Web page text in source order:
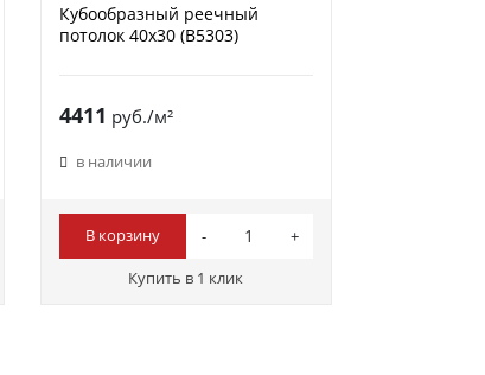
Кубообразный реечный
потолок 40х30 (B5303)
4411 руб./м²
в наличии
В корзину
Купить в 1 клик